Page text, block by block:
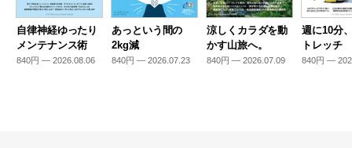
自律神経ゆったり
メンテナンス術
840円 — 2026.08.06
あっという間の
2kg減
840円 — 2026.07.23
涼しくカラダを動
かす山旅へ。
840円 — 2026.07.09
週に10分
トレッチ
840円 —